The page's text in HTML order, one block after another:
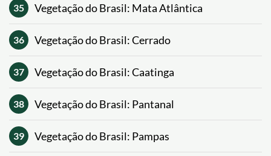
35 Vegetação do Brasil: Mata Atlântica
36 Vegetação do Brasil: Cerrado
37 Vegetação do Brasil: Caatinga
38 Vegetação do Brasil: Pantanal
39 Vegetação do Brasil: Pampas